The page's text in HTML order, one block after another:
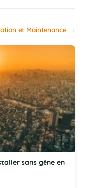
et Maintenance →
sans gêne en